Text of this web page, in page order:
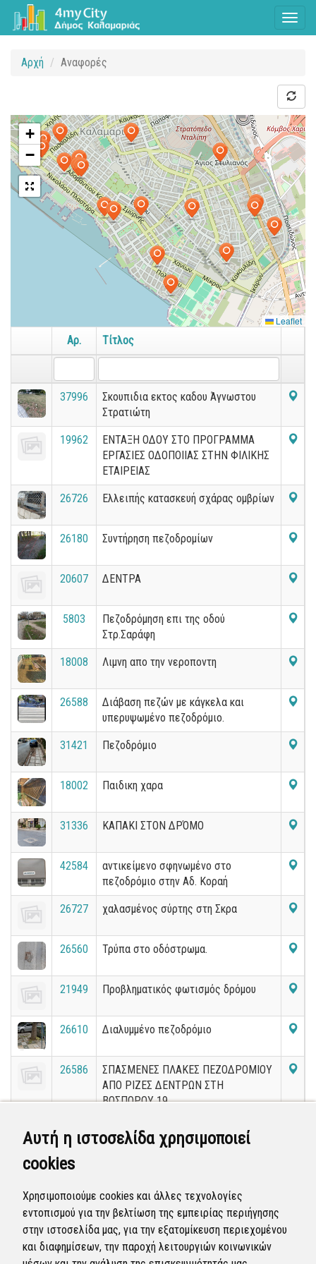
Αυτή η ιστοσελίδα χρησιμοποιεί
cookies
Χρησιμοποιούμε cookies και άλλες τεχνολογίες
εντοπισμού για την βελτίωση της εμπειρίας περιήγησης
στην ιστοσελίδα μας, για την εξατομίκευση περιεχομένου
και διαφημίσεων, την παροχή λειτουργιών κοινωνικών
Αρχή Αναφορές
+
−
Leaflet
Αρ. Τίτλος
37996
Σκουπιδια εκτος καδου Άγνωστου
Στρατιώτη
19962
ΕΝΤΑΞΗ ΟΔΟΥ ΣΤΟ ΠΡΟΓΡΑΜΜΑ
ΕΡΓΑΣΙΕΣ ΟΔΟΠΟΙΙΑΣ ΣΤΗΝ ΦΙΛΙΚΗΣ
ΕΤΑΙΡΕΙΑΣ
26726 Ελλειπής κατασκευή σχάρας ομβρίων
26180 Συντήρηση πεζοδρομίων
20607 ΔΕΝΤΡΑ
5803
Πεζοδρόμηση επι της οδού
Στρ.Σαράφη
18008 Λιμνη απο την νεροποντη
26588
Διάβαση πεζών με κάγκελα και
υπερυψωμένο πεζοδρόμιο.
31421 Πεζοδρόμιο
18002 Παιδικη χαρα
31336 ΚΑΠΑΚΙ ΣΤΟΝ ΔΡΌΜΟ
42584
αντικείμενο σφηνωμένο στο
πεζοδρόμιο στην Αδ. Κοραή
26727 χαλασμένος σύρτης στη Σκρα
26560 Τρύπα στο οδόστρωμα.
21949 Προβληματικός φωτισμός δρόμου
26610 Διαλυμμένο πεζοδρόμιο
26586
ΣΠΑΣΜΕΝΕΣ ΠΛΑΚΕΣ ΠΕΖΟΔΡΟΜΙΟΥ
ΑΠΟ ΡΙΖΕΣ ΔΕΝΤΡΩΝ ΣΤΗ
ΒΟΣΠΟΡΟΥ 19
Αποξήλωση πινακίδας
31523
13109 Σοσ
« 1 2 3 » Εμφανίζονται1-20από41εγγραφές.